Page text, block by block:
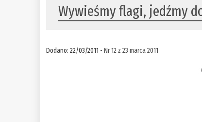
Wywieśmy flagi, jedźmy
Dodano: 22/03/2011 -Nr 12 z 23 marca 2011